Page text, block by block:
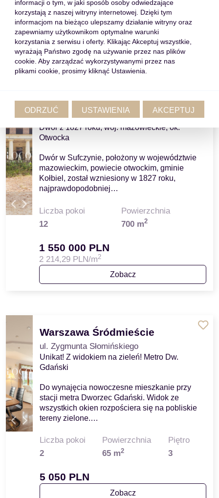
2 44,30 m 2 1
3 600 PLN
90,91 PLN/m 2
Zobacz
Sufczyn
Dwór z 1827 roku, woj. mazowieckie, ok.
Otwocka
Dwór w Sufczynie, położony w województwie
mazowieckim, powiecie otwockim, gminie
Kołbiel, został wzniesiony w 1827 roku,
najprawdopodobniej…
Liczba pokoi
12
Powierzchnia
700 m2
1 550 000 PLN
2 214,29 PLN/m2
Zobacz
Warszawa Śródmieście
ul. Zygmunta Słomińskiego
Unikat! Z widokiem na zieleń! Metro Dw.
Gdański
Do wynajęcia nowoczesne mieszkanie przy
stacji metra Dworzec Gdański. Widok ze
wszystkich okien rozpościera się na pobliskie
tereny zielone.…
Liczba pokoi
2
Powierzchnia
65 m2
Piętro
3
5 050 PLN
Zobacz
informacji o tym, w jaki sposób osoby odwiedzające
korzystają z naszej witryny internetowej. Dzięki tym
informacjom na bieżąco ulepszamy działanie witryny oraz
zapewniamy użytkownikom optymalne warunki
korzystania z serwisu i oferty. Klikając Akceptuj wszystkie,
wyrażają Państwo zgodę na używanie przez nas plików
cookie. Aby zarządzać wykorzystywanymi przez nas
plikami cookie, prosimy kliknąć Ustawienia.
ODRZUĆ USTAWIENIA AKCEPTUJ